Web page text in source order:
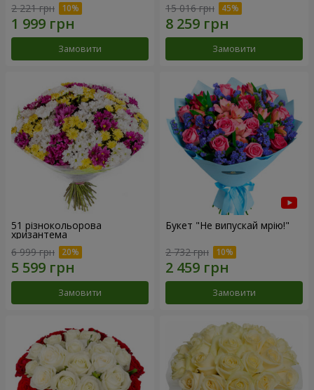
2 221 грн
Замовити
15 016 грн
Замовити
51 різнокольорова
хризантема
6 999 грн
Замовити
Букет "Не випускай мрію!"
2 732 грн
Замовити